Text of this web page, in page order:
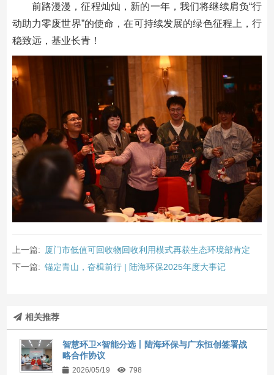
前路漫漫，征程灿灿，新的一年，我们将继续肩负“行
动助力零废世界”的使命，在可持续发展的绿色征程上，行
稳致远，基业长青！
上一篇:
厦门市低值可回收物回收利用模式再获生态环境部肯定
下一篇: 锚定青山，奋楫前行 | 陆海环保2025年度大事记
相关推荐
智慧环卫×智能分选丨陆海环保与广东恒创签署战
略合作协议
2026/05/19 798